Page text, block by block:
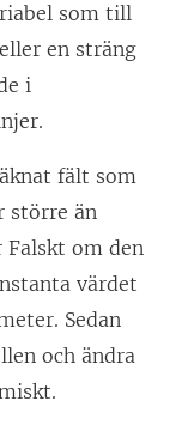
som till
en sträng
i
fält som
större än
Falskt om den
värdet
Sedan
och ändra